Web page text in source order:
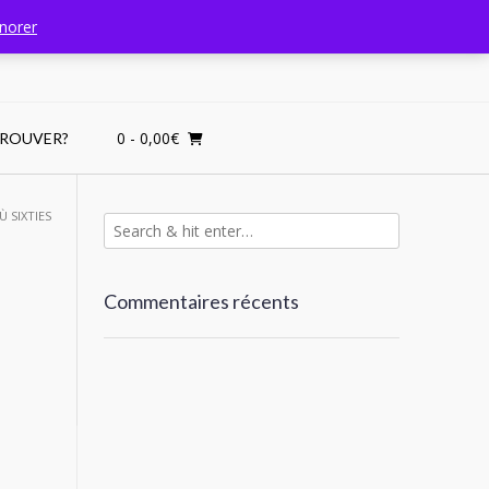
0 - 0,00€
SIXTIES
Commentaires récents